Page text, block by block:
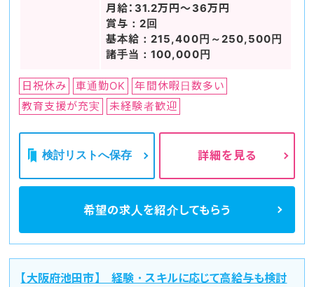
月給：31.2万円～36万円
賞与：2回
基本給：215,400円～250,500円
諸手当：100,000円
日祝休み 車通勤OK
年間休暇日数多い
教育支援が充実
未経験者歓迎
検討リストへ保存 詳細を見る
希望の求人を紹介してもらう
【大阪府池田市】 経験・スキルに応じて高給与も検討